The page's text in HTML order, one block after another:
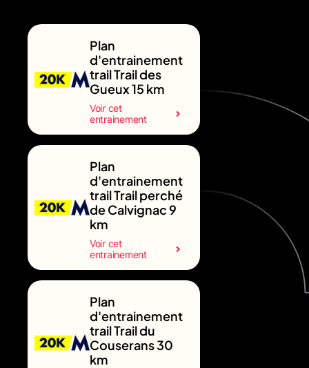
Plan
d'entrainement
trail Trail des
Gueux 15 km
Voir cet
entrainement
Plan
d'entrainement
trail Trail perché
de Calvignac 9
km
Voir cet
entrainement
Plan
d'entrainement
trail Trail du
Couserans 30
km